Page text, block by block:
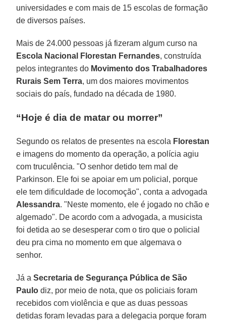
universidades e com mais de 15 escolas de formação
de diversos países.
Mais de 24.000 pessoas já fizeram algum curso na
Escola Nacional Florestan Fernandes, construída
pelos integrantes do Movimento dos Trabalhadores
Rurais Sem Terra, um dos maiores movimentos
sociais do país, fundado na década de 1980.
“Hoje é dia de matar ou morrer”
Segundo os relatos de presentes na escola Florestan
e imagens do momento da operação, a polícia agiu
com truculência. "O senhor detido tem mal de
Parkinson. Ele foi se apoiar em um policial, porque
ele tem dificuldade de locomoção", conta a advogada
Alessandra. "Neste momento, ele é jogado no chão e
algemado". De acordo com a advogada, a musicista
foi detida ao se desesperar com o tiro que o policial
deu pra cima no momento em que algemava o
senhor.
Já aSecretaria de Segurança Pública de São
Paulo diz, por meio de nota, que os policiais foram
recebidos com violência e que as duas pessoas
detidas foram levadas para a delegacia porque foram